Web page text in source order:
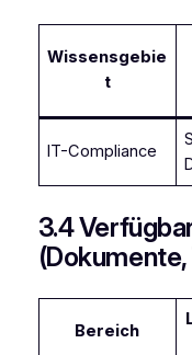
Wissensgebie
t
IT-Compliance
3.4
Bereich